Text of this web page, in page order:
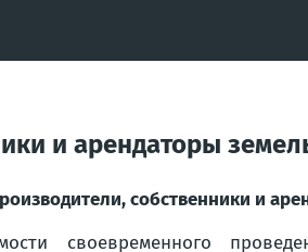
и арендаторы
собственники и
своевременного